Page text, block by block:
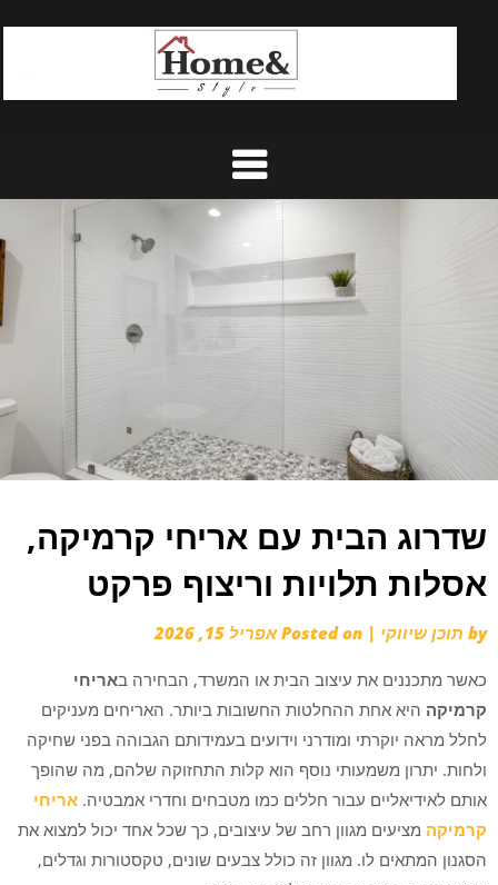
שדרוג הבית עם אריחי קרמיקה,
אסלות תלויות וריצוף פרקט
by תוכן שיווקי |
Posted on אפריל 15, 2026
כאשר מתכננים את עיצוב הבית או המשרד, הבחירה באריחי
קרמיקה היא אחת ההחלטות החשובות ביותר. האריחים מעניקים
לחלל מראה יוקרתי ומודרני וידועים בעמידותם הגבוהה בפני שחיקה
ולחות. יתרון משמעותי נוסף הוא קלות התחזוקה שלהם, מה שהופך
אותם לאידיאליים עבור חללים כמו מטבחים וחדרי אמבטיה. אריחי
קרמיקה מציעים מגוון רחב של עיצובים, כך שכל אחד יכול למצוא את
הסגנון המתאים לו. מגוון זה כולל צבעים שונים, טקסטורות וגדלים,